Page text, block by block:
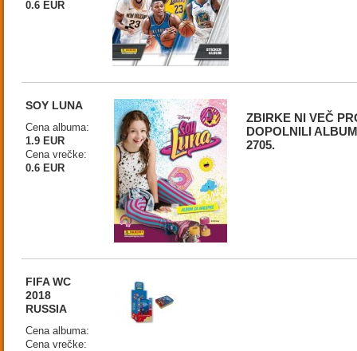
0.6 EUR
SOY LUNA
Cena albuma:
1.9 EUR
Cena vrečke:
0.6 EUR
ZBIRKE NI VEČ
DOPOLNILI
2705.
FIFA WC
2018
RUSSIA
Cena albuma:
Cena vrečke: